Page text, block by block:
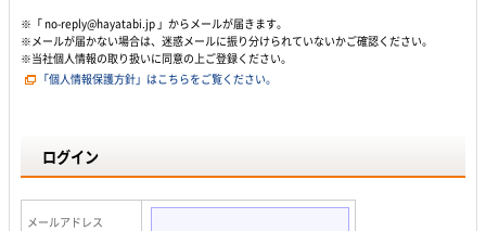
※「 no-reply@hayatabi.jp 」からメールが届きます。
※メールが届かない場合は、迷惑メールに振り分けられていないかご確認ください。
※当社個人情報の取り扱いに同意の上ご登録ください。
「個人情報保護方針」はこちらをご覧ください。
ログイン
メールアドレス